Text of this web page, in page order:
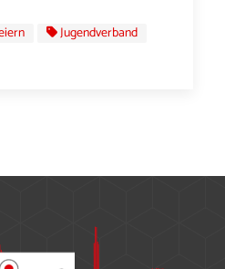
Jugendverband